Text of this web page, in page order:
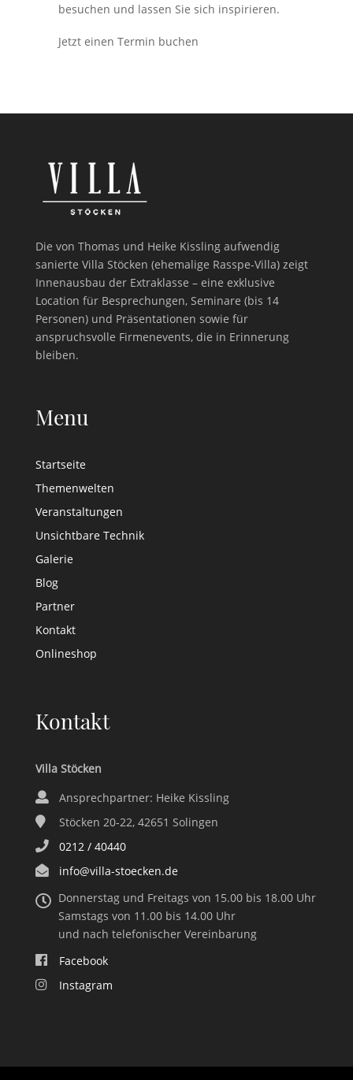
besuchen und lassen Sie sich inspirieren.
Jetzt einen Termin buchen
Die von Thomas und Heike Kissling aufwendig
sanierte Villa Stöcken (ehemalige Rasspe-Villa) zeigt
Innenausbau der Extraklasse – eine exklusive
Location für Besprechungen, Seminare (bis 14
Personen) und Präsentationen sowie für
anspruchsvolle Firmenevents, die in Erinnerung
bleiben.
Menu
Startseite
Themenwelten
Veranstaltungen
Unsichtbare Technik
Galerie
Blog
Partner
Kontakt
Onlineshop
Kontakt
Villa Stöcken
Ansprechpartner: Heike Kissling
Stöcken 20-22, 42651 Solingen
0212 / 40440
info@villa-stoecken.de
Donnerstag und Freitags von 15.00 bis 18.00 Uhr
Samstags von 11.00 bis 14.00 Uhr
und nach telefonischer Vereinbarung
Facebook
Instagram